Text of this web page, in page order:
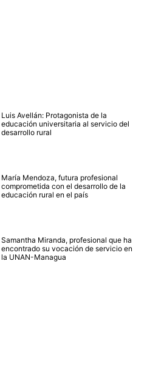
Luis Avellán: Protagonista de la
educación universitaria al servicio del
desarrollo rural
María Mendoza, futura profesional
comprometida con el desarrollo de la
educación rural en el país
Samantha Miranda, profesional que ha
encontrado su vocación de servicio en
la UNAN-Managua